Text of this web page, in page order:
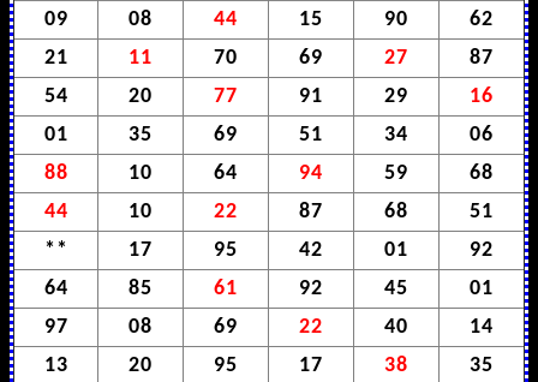
09
08 44 15 90
62
21
11 70 69 27
87
54
20 77 91 29
16
01
35 69 51 34
06
88
10 64 94 59
68
44
10 22 87 68
51
**
17 95 42 01
92
64
85 61 92 45
01
97
08 69 22 40
14
13
20 95 17 38
35